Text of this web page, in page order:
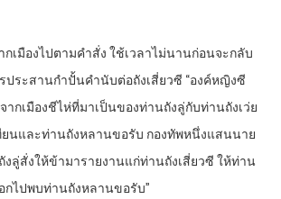
กเมืองไปตามคำสั่ง ใช้เวลาไม่นานก่อนจะกลับ
ประสานกำปั้นคำนับต่อถังเสี่ยวซี “องค์หญิงซี
กเมืองชีไห่ที่มาเป็นของท่านถังลู่กับท่านถังเว่ย
ยนและท่านถังหลานขอรับ กองทัพหนึ่งแสนนาย
ลู่สั่งให้ข้ามารายงานแก่ท่านถังเสี่ยวซี ให้ท่าน
กไปพบท่านถังหลานขอรับ”